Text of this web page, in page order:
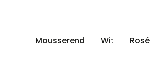
Mousserend Wit Rosé